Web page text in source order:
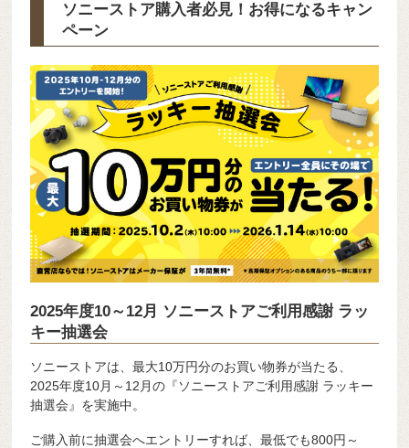
ソニーストア購入者必見！お得になるキャン
ペーン
2025年度10～12月 ソニーストアご利用感謝 ラッ
キー抽選会
ソニーストアは、最大10万円分のお買い物券が当たる、
2025年度10月～12月の『ソニーストアご利用感謝 ラッキー
抽選会』を実施中。
ご購入前に抽選会へエントリーすれば、最低でも800円～